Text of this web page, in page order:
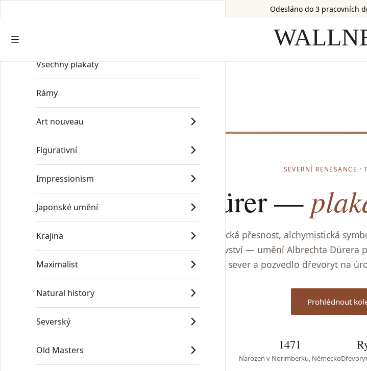
Odesláno do 3 pracovních
Start
SEVERNÍ RENESANCE
Albrecht Dürer —
Fotografická přesnost, alchymistická
mistrovství — umění Albrechta Dürera
sever a pozvedlo dřevoryt na
Prohlédnout
1471
Narozen v Norimberku, Německo
Všechny plakáty
Rámy
Art nouveau
Figurativní
Impressionism
Japonské umění
Krajina
Maximalist
Natural history
Severský
Old Masters